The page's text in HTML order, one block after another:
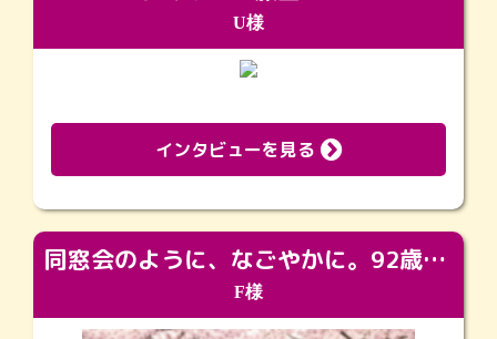
U様
インタビューを見る
同窓会のように、なごやかに。92歳の旅立ちを彩った、再会と感謝の場
F様